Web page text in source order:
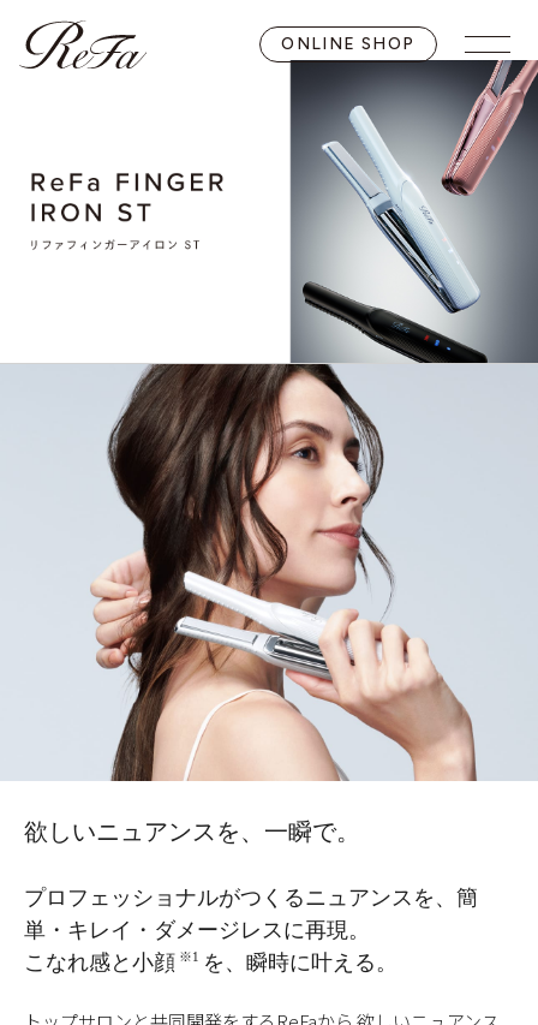
ONLINE SHOP
欲しいニュアンスを、一瞬で。
プロフェッショナルがつくるニュアンスを、 簡
単・キレイ・ダメージレスに再現。
こなれ感と小顔 ※1 を、瞬時に叶える。